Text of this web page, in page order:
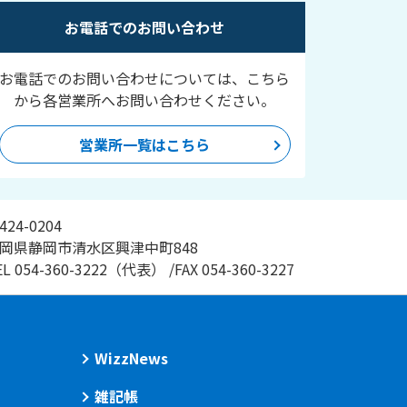
お電話でのお問い合わせ
お電話でのお問い合わせについては、こちら
から各営業所へお問い合わせください。
営業所一覧はこちら
0204
県静岡市清水区興津中町848
054-360-3222（代表） /FAX054-360-3227
WizzNews
雑記帳